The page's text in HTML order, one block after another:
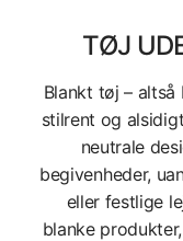
TØJ
Blankt tøj –
stilrent og
neutrale
begivenheder,
eller festlige
blanke